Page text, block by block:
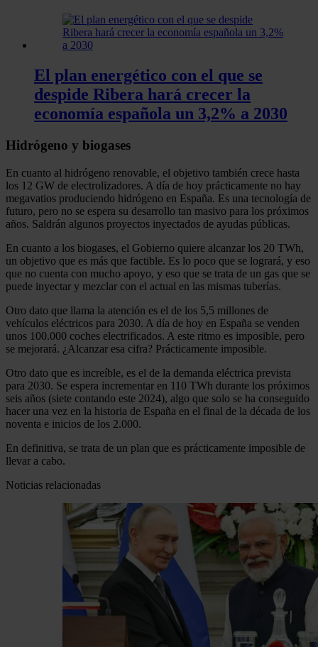
El plan energético con el que se
despide Ribera hará crecer la
economía española un 3,2% a 2030
Hidrógeno y biogases
En cuanto al hidrógeno renovable, el objetivo también crece hasta
los 12 GW de electrolizadores. A día de hoy prácticamente no hay
megavatios produciendo hidrógeno en España. Es una tecnología de
futuro, pero no se espera su desarrollo tan masivo para los próximos
años. Saldrán algunos proyectos inyectados de ayudas públicas.
En cuanto a los biogases, el Gobierno quiere alcanzar los 20 TWh,
un objetivo que es más que factible. Es lo poco que se logrará, y eso
que no cuenta con mucho apoyo, y eso que se trata de un gas que se
puede inyectar y mezclar con el actual en las mismas tuberías.
Otro dato que llama la atención es el de los 5,5 millones de
vehículos eléctricos para 2030. A día de hoy en España se venden
unos 100.000 coches electrificados. A este ritmo es imposible, pero
se mejorará. ¿Alcanzar esa cifra? Prácticamente imposible.
Otro dato que es increíble, es el de la demanda eléctrica prevista
para 2030. Se espera incrementar en 110 TWh durante los próximos
seis años (siete contando este 2024), algo que solo se ha conseguido
hacer una vez en la historia de España en el final de la década de los
noventa e inicios de los 2.000.
En definitiva, se trata de un plan que es prácticamente imposible de
llevar a cabo.
Noticias relacionadas